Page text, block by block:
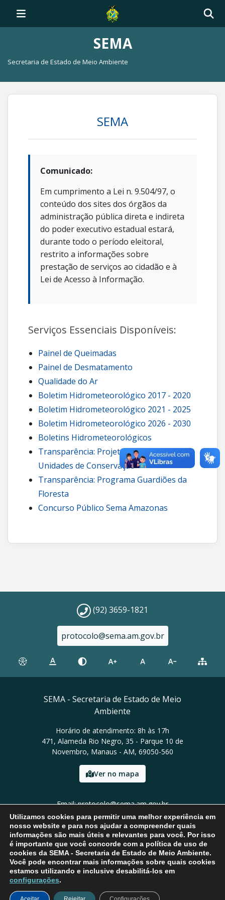
SEMA
Secretaria de Estado de Meio Ambiente
SEMA
Comunicado:
Em cumprimento a Lei n. 9.504/97, o
conteúdo dos sites dos órgãos da
administração pública direta e indireta
do poder executivo estadual estará,
durante todo o período eleitoral,
restrito a informações sobre
prestação de serviços ao cidadão e à
Lei de Acesso à Informação.
Serviços Essenciais Disponíveis:
Painel de Queimadas
Painel de Desmatamento
Qualidade do Ar
Boletim Hidrometeorológico 2017 - 2020
Boletim Hidrometeorológico 2021 - 2025
Boletim Hidrometeorológico 2026 - 2030
Boletins Hidrometeorológicos
Transparência: Projetos de carbono em
Unidades de Conservação
Transparência: Programa Guardiões da
Floresta
Concurso Público Sema Amazonas
(92) 3659-1821
protocolo@sema.am.gov.br
SEMA - Secretaria de Estado de Meio
Ambiente
Horário de atendimento: 8h às 17h
471, Alameda Rio Negro, 35 - Parque 10 de
Novembro, Manaus - AM, 69050-560
Ver no mapa
Email: protocolo@sema.am.gov.br
Tel: (92) 3659-1821
Utilizamos cookies para permitir uma melhor experiência em
nosso website e para nos ajudar a compreender quais
informações são mais úteis e relevantes para você. Por isso
é importante que você concorde com a política de uso de
cookies da SEMA - Secretaria de Estado de Meio Ambiente.
Você pode encontrar mais informações sobre quais cookies
estamos utilizando e inclusive desabilitá-los em
configurações.